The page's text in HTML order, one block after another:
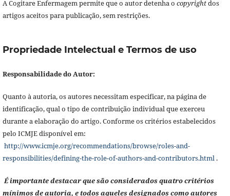
A Cogitare Enfermagem permite que o autor detenha o copyrightdos
artigos aceitos para publicação, sem restrições.
Propriedade Intelectual e Termos de uso
Responsabilidade do Autor:
Quanto à autoria, os autores necessitam especificar, na página de
identificação, qual o tipo de contribuição individual que exerceu
durante a elaboração do artigo. Conforme os critérios estabelecidos
pelo ICMJE disponível em:
http://www.icmje.org/recommendations/browse/roles-and-
responsibilities/defining-the-role-of-authors-and-contributors.html.
É importante destacar que são considerados quatro critérios
mínimos de autoria, e todos aqueles designados como autores